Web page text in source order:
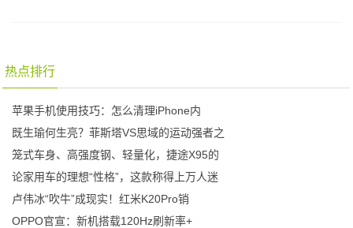
热点排行
苹果手机使用技巧：怎么清理iPhone内
既生瑜何生亮？菲斯塔VS思域的运动强者之
笼式车身、高强度钢、轻量化，捷途X95的
论家用车的理想“性格”，这款称得上万人迷
卢伟冰“吹牛”成现实！红米K20Pro销
OPPO官宣：新机搭载120Hz刷新率+